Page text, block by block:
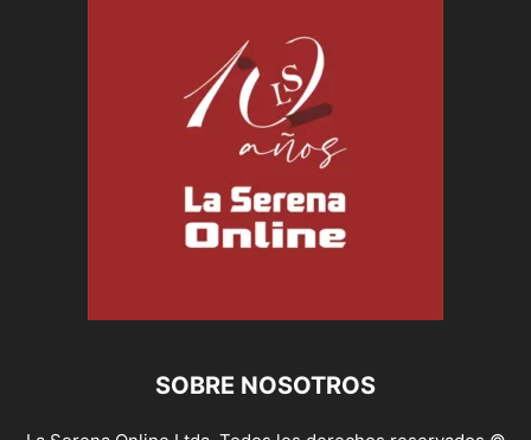
SOBRE NOSOTROS